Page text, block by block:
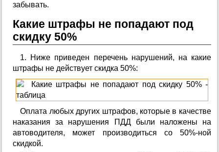
забывать.
Какие штрафы не попадают под
скидку 50%
1. Ниже приведен перечень нарушений, на какие
штрафы не действует скидка 50%:
Оплата любых других штрафов, которые в качестве
наказания за нарушения ПДД были наложены на
автоводителя, может производиться со 50%-ной
скидкой.